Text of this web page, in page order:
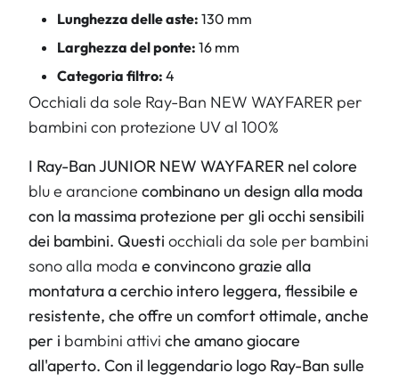
Lunghezza delle aste: 130 mm
Larghezza del ponte: 16 mm
Categoria filtro: 4
Occhiali da sole Ray-Ban NEW WAYFARER per
bambini con protezione UV al 100%
I Ray-Ban JUNIOR NEW WAYFARER nel colore
blu e arancione combinano un design alla moda
con la massima protezione per gli occhi sensibili
dei bambini. Questi occhiali da sole per bambini
sono alla moda e convincono grazie alla
montatura a cerchio intero leggera, flessibile e
resistente, che offre un comfort ottimale, anche
per i bambini attivi che amano giocare
all'aperto. Con il leggendario logo Ray-Ban sulle